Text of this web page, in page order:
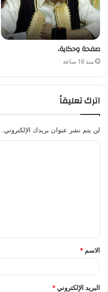
صفحة وحكاية،
منذ 16 ساعة
اترك تعليقاً
لن يتم نشر عنوان بريدك الإلكتروني.
ق
*
الاسم *
البريد الإلكتروني*